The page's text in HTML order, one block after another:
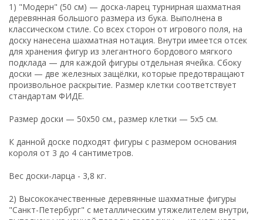
1) "Модерн" (50 см) — доска-ларец турнирная шахматная
деревянная большого размера из бука. Выполнена в
классическом стиле. Со всех сторон от игрового поля, на
доску нанесена шахматная нотация. Внутри имеется отсек
для хранения фигур из элегантного бордового мягкого
подклада — для каждой фигуры отдельная ячейка. Сбоку
доски — две железных защёлки, которые предотвращают
произвольное раскрытие. Размер клетки соответствует
стандартам ФИДЕ.
Размер доски — 50x50 см., размер клетки — 5x5 см.
К данной доске подходят фигуры с размером основания
короля от 3 до 4 сантиметров.
Вес доски-ларца - 3,8 кг.
2) Высококачественные деревянные шахматные фигуры
"Санкт-Петербург" с металлическим утяжелителем внутри,